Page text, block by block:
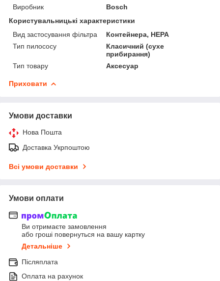
Виробник
Bosch
Користувальницькі характеристики
Вид застосування фільтра
Контейнера, HEPA
Тип пилососу
Класичний (сухе
прибирання)
Тип товару
Аксесуар
Приховати
Умови доставки
Нова Пошта
Доставка Укрпоштою
Всі умови доставки
Умови оплати
Ви отримаєте замовлення
або гроші повернуться на вашу картку
Детальніше
Післяплата
Оплата на рахунок